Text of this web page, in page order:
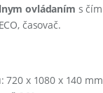
ovládaním s
časovač.
x 1080 x 140